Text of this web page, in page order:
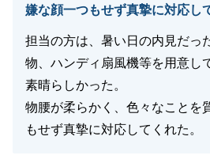
嫌な顔一つもせず真摯に対応し
担当の方は、暑い日の内見だっ
物、ハンディ扇風機等を用意し
素晴らしかった。
物腰が柔らかく、色々なことを
もせず真摯に対応してくれた。